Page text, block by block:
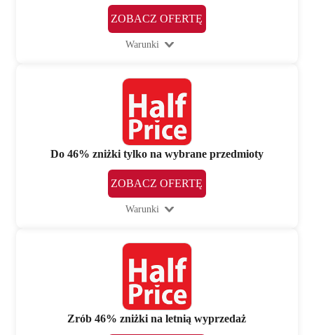
ZOBACZ OFERTĘ
Warunki
Do 46% zniżki tylko na wybrane przedmioty
ZOBACZ OFERTĘ
Warunki
Zrób 46% zniżki na letnią wyprzedaż